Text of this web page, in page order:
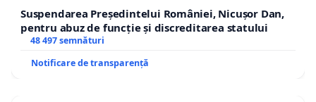
Suspendarea Președintelui României, Nicușor Dan,
pentru abuz de funcție și discreditarea statului
48 497 semnături
Notificare de transparență